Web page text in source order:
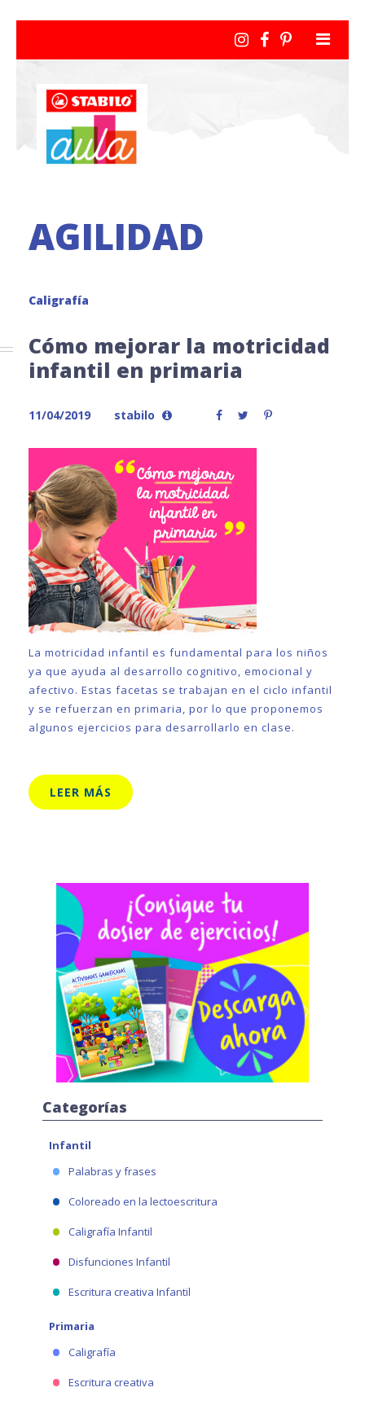
AGILIDAD
Caligrafía
Cómo mejorar la motricidad
infantil en primaria
11/04/2019 stabilo
La motricidad infantil es fundamental para los niños
ya que ayuda al desarrollo cognitivo, emocional y
afectivo. Estas facetas se trabajan en el ciclo infantil
y se refuerzan en primaria, por lo que proponemos
algunos ejercicios para desarrollarlo en clase.
LEER MÁS
Categorías
Infantil
Palabras y frases
Coloreado en la lectoescritura
Caligrafía Infantil
Disfunciones Infantil
Escritura creativa Infantil
Primaria
Caligrafía
Escritura creativa